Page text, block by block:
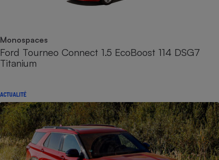
Monospaces
Ford Tourneo Connect 1.5 EcoBoost 114 DSG7
Titanium
ACTUALITÉ